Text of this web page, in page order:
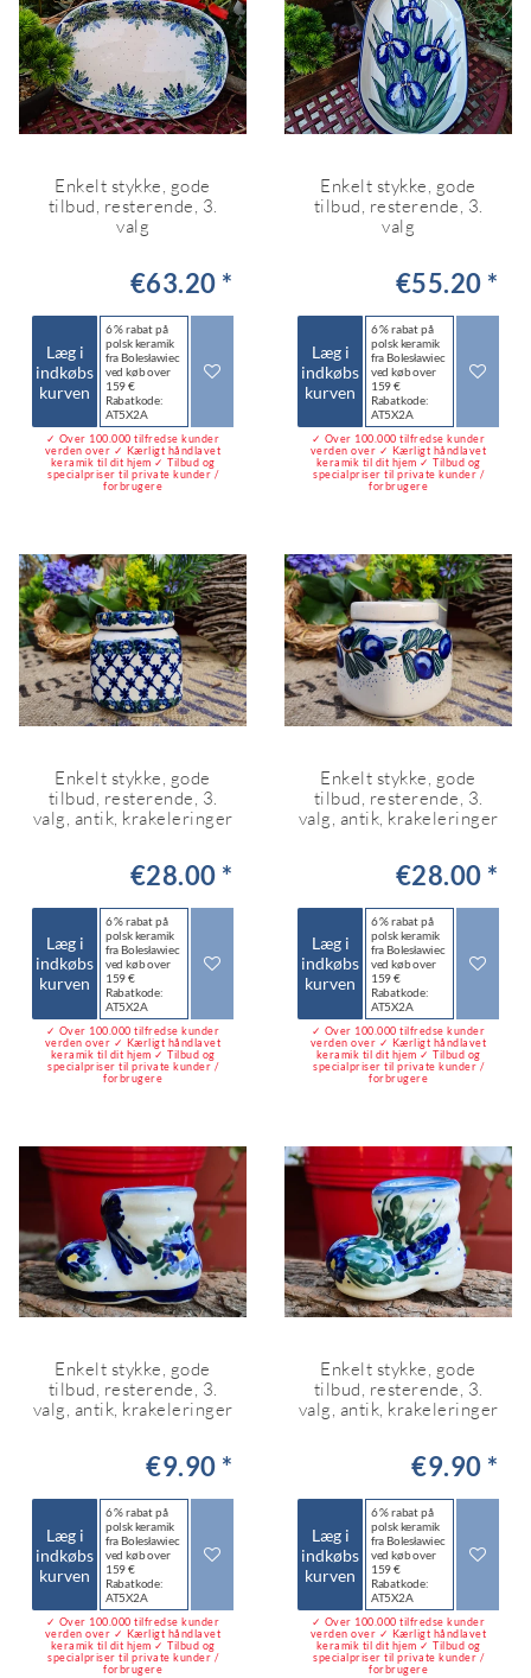
Enkelt stykke, gode
tilbud, resterende, 3.
valg
€63.20 *
Læg i
indkøbs
kurven
6 % rabat på
polsk keramik
fra Bolesławiec
ved køb over
159 €
Rabatkode:
AT5X2A
✓ Over 100.000 tilfredse kunder
verden over ✓ Kærligt håndlavet
keramik til dit hjem ✓ Tilbud og
specialpriser til private kunder /
forbrugere
Enkelt stykke, gode
tilbud, resterende, 3.
valg
€55.20 *
Læg i
indkøbs
kurven
6 % rabat på
polsk keramik
fra Bolesławiec
ved køb over
159 €
Rabatkode:
AT5X2A
✓ Over 100.000 tilfredse kunder
verden over ✓ Kærligt håndlavet
keramik til dit hjem ✓ Tilbud og
specialpriser til private kunder /
forbrugere
Enkelt stykke, gode
tilbud, resterende, 3.
valg, antik, krakeleringer
€28.00 *
Læg i
indkøbs
kurven
6 % rabat på
polsk keramik
fra Bolesławiec
ved køb over
159 €
Rabatkode:
AT5X2A
✓ Over 100.000 tilfredse kunder
verden over ✓ Kærligt håndlavet
keramik til dit hjem ✓ Tilbud og
specialpriser til private kunder /
forbrugere
Enkelt stykke, gode
tilbud, resterende, 3.
valg, antik, krakeleringer
€28.00 *
Læg i
indkøbs
kurven
6 % rabat på
polsk keramik
fra Bolesławiec
ved køb over
159 €
Rabatkode:
AT5X2A
✓ Over 100.000 tilfredse kunder
verden over ✓ Kærligt håndlavet
keramik til dit hjem ✓ Tilbud og
specialpriser til private kunder /
forbrugere
Enkelt stykke, gode
tilbud, resterende, 3.
valg, antik, krakeleringer
€9.90 *
Læg i
indkøbs
kurven
6 % rabat på
polsk keramik
fra Bolesławiec
ved køb over
159 €
Rabatkode:
AT5X2A
✓ Over 100.000 tilfredse kunder
verden over ✓ Kærligt håndlavet
keramik til dit hjem ✓ Tilbud og
specialpriser til private kunder /
forbrugere
Enkelt stykke, gode
tilbud, resterende, 3.
valg, antik, krakeleringer
€9.90 *
Læg i
indkøbs
kurven
6 % rabat på
polsk keramik
fra Bolesławiec
ved køb over
159 €
Rabatkode:
AT5X2A
✓ Over 100.000 tilfredse kunder
verden over ✓ Kærligt håndlavet
keramik til dit hjem ✓ Tilbud og
specialpriser til private kunder /
forbrugere